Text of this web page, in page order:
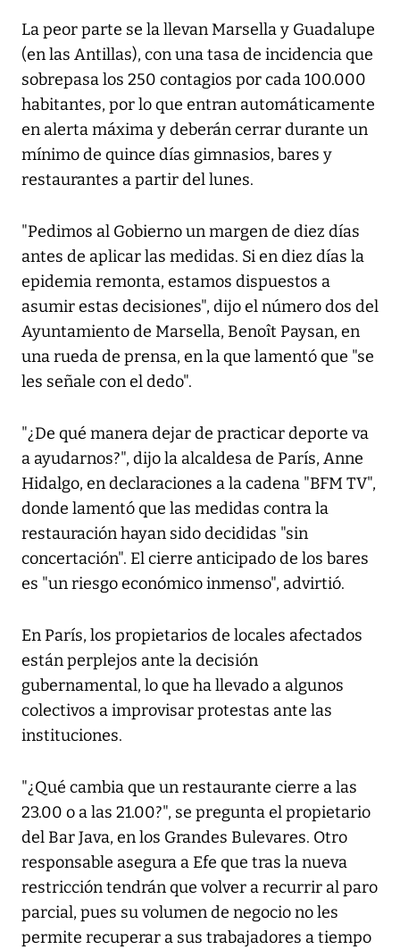
La peor parte se la llevan Marsella y Guadalupe
(en las Antillas), con una tasa de incidencia que
sobrepasa los 250 contagios por cada 100.000
habitantes, por lo que entran automáticamente
en alerta máxima y deberán cerrar durante un
mínimo de quince días gimnasios, bares y
restaurantes a partir del lunes.
"Pedimos al Gobierno un margen de diez días
antes de aplicar las medidas. Si en diez días la
epidemia remonta, estamos dispuestos a
asumir estas decisiones", dijo el número dos del
Ayuntamiento de Marsella, Benoît Paysan, en
una rueda de prensa, en la que lamentó que "se
les señale con el dedo".
"¿De qué manera dejar de practicar deporte va
a ayudarnos?", dijo la alcaldesa de París, Anne
Hidalgo, en declaraciones a la cadena "BFM TV",
donde lamentó que las medidas contra la
restauración hayan sido decididas "sin
concertación". El cierre anticipado de los bares
es "un riesgo económico inmenso", advirtió.
En París, los propietarios de locales afectados
están perplejos ante la decisión
gubernamental, lo que ha llevado a algunos
colectivos a improvisar protestas ante las
instituciones.
"¿Qué cambia que un restaurante cierre a las
23.00 o a las 21.00?", se pregunta el propietario
del Bar Java, en los Grandes Bulevares. Otro
responsable asegura a Efe que tras la nueva
restricción tendrán que volver a recurrir al paro
parcial, pues su volumen de negocio no les
permite recuperar a sus trabajadores a tiempo